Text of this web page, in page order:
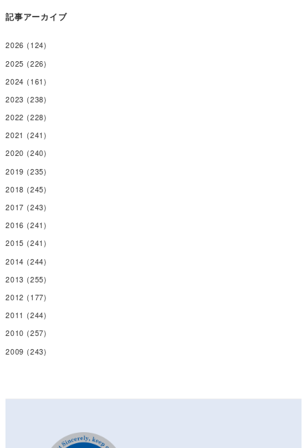
記事アーカイブ
2026 (124)
2025 (226)
2024 (161)
2023 (238)
2022 (228)
2021 (241)
2020 (240)
2019 (235)
2018 (245)
2017 (243)
2016 (241)
2015 (241)
2014 (244)
2013 (255)
2012 (177)
2011 (244)
2010 (257)
2009 (243)